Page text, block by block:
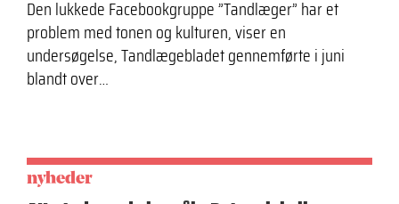
Den lukkede Facebookgruppe ”Tandlæger” har et
problem med tonen og kulturen, viser en
undersøgelse, Tandlægebladet gennemførte i juni
blandt over…
nyheder